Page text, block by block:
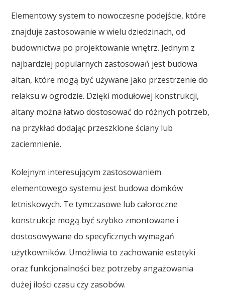
Elementowy system to nowoczesne podejście, które
znajduje zastosowanie w wielu dziedzinach, od
budownictwa po projektowanie wnętrz. Jednym z
najbardziej popularnych zastosowań jest budowa
altan, które mogą być używane jako przestrzenie do
relaksu w ogrodzie. Dzięki modułowej konstrukcji,
altany można łatwo dostosować do różnych potrzeb,
na przykład dodając przeszklone ściany lub
zaciemnienie.
Kolejnym interesującym zastosowaniem
elementowego systemu jest budowa domków
letniskowych. Te tymczasowe lub całoroczne
konstrukcje mogą być szybko zmontowane i
dostosowywane do specyficznych wymagań
użytkowników. Umożliwia to zachowanie estetyki
oraz funkcjonalności bez potrzeby angażowania
dużej ilości czasu czy zasobów.